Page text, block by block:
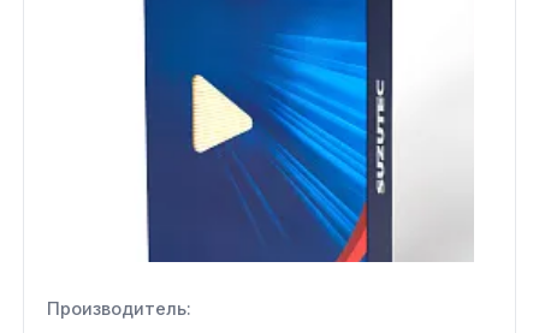
Производитель: